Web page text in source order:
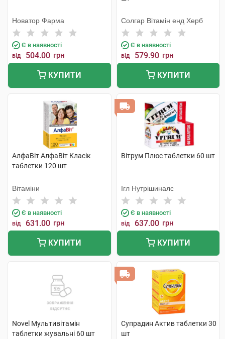
Новатор Фарма
Є в наявності
від 504.00 грн
КУПИТИ
Солгар Вітамін енд Херб
Є в наявності
від 579.90 грн
КУПИТИ
АлфаВіт АлфаВіт Класік
таблетки 120 шт
Вітаміни
Є в наявності
від 631.00 грн
КУПИТИ
Вітрум Плюс таблетки 60 шт
Ігл Нутрішиналс
Є в наявності
від 637.00 грн
КУПИТИ
Novel Мультивітамін
таблетки жувальні 60 шт
Супрадин Актив таблетки 30
шт